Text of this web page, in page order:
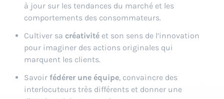
à jour sur les tendances du marché et les
comportements des consommateurs.
Cultiver sa créativité et son sens de l’innovation
pour imaginer des actions originales qui
marquent les clients.
Savoir fédérer une équipe, convaincre des
interlocuteurs très différents et donner une